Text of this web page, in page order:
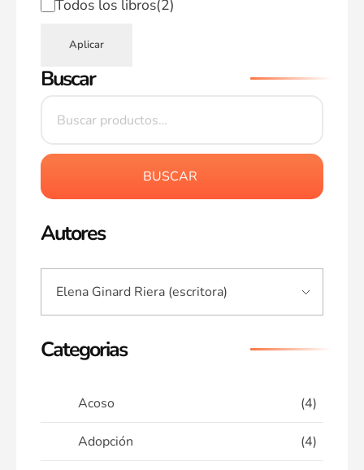
Todos los libros(2)
Aplicar
Buscar
BUSCAR
Autores
Categorias
Acoso (4)
Adopción (4)